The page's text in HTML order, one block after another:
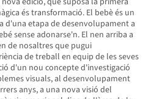
és transformació. El bebè és un
d'una etapa de desenvolupament a
sense adonarse'n. El nen arriba a
de nosaltres que pugui
de treball en equip de les seves
d'un nou concepte d'investigació
visuals, al desenvolupament
anys, a una nova visió del